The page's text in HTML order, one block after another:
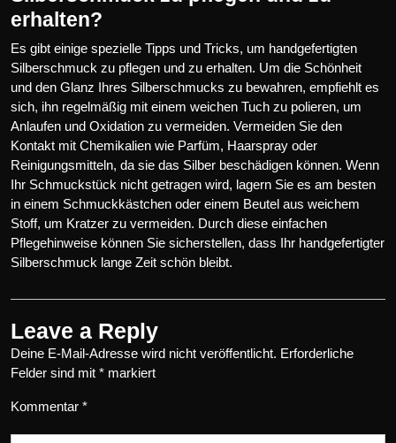
erhalten?
Es gibt einige spezielle Tipps und Tricks, um handgefertigten
Silberschmuck zu pflegen und zu erhalten. Um die Schönheit
und den Glanz Ihres Silberschmucks zu bewahren, empfiehlt es
sich, ihn regelmäßig mit einem weichen Tuch zu polieren, um
Anlaufen und Oxidation zu vermeiden. Vermeiden Sie den
Kontakt mit Chemikalien wie Parfüm, Haarspray oder
Reinigungsmitteln, da sie das Silber beschädigen können. Wenn
Ihr Schmuckstück nicht getragen wird, lagern Sie es am besten
in einem Schmuckkästchen oder einem Beutel aus weichem
Stoff, um Kratzer zu vermeiden. Durch diese einfachen
Pflegehinweise können Sie sicherstellen, dass Ihr handgefertigter
Silberschmuck lange Zeit schön bleibt.
Leave a Reply
Deine E-Mail-Adresse wird nicht veröffentlicht. Erforderliche
Felder sind mit * markiert
Kommentar *